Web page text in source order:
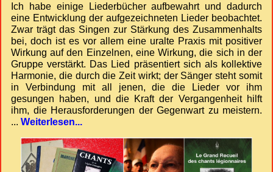
Ich habe einige Liederbücher aufbewahrt und dadurch
eine Entwicklung der aufgezeichneten Lieder beobachtet.
Zwar trägt das Singen zur Stärkung des Zusammenhalts
bei, doch ist es vor allem eine uralte Praxis mit positiver
Wirkung auf den Einzelnen, eine Wirkung, die sich in der
Gruppe verstärkt. Das Lied präsentiert sich als kollektive
Harmonie, die durch die Zeit wirkt; der Sänger steht somit
in Verbindung mit all jenen, die die Lieder vor ihm
gesungen haben, und die Kraft der Vergangenheit hilft
ihm, die Herausforderungen der Gegenwart zu meistern.
... Weiterlesen...